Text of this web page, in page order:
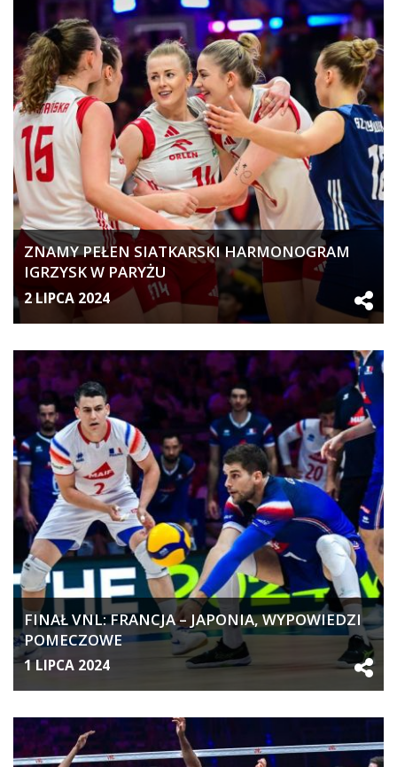
ZNAMY PEŁEN SIATKARSKI HARMONOGRAM
IGRZYSK W PARYŻU
2 LIPCA 2024
FINAŁ VNL: FRANCJA – JAPONIA, WYPOWIEDZI
POMECZOWE
1 LIPCA 2024